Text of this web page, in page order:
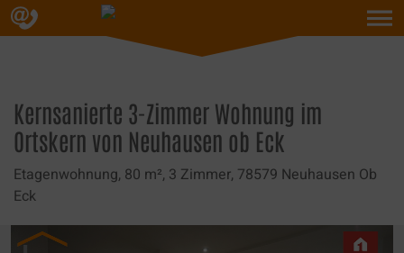
Skip
to
Kernsanierte 3-Zimmer Wohnung im
Ortskern von Neuhausen ob Eck
Etagenwohnung, 80 m², 3 Zimmer, 78579 Neuhausen Ob
Eck